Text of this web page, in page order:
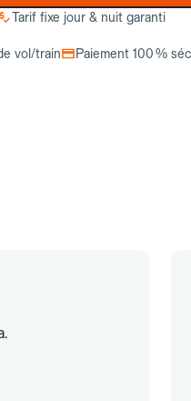
Tarif fixe jour & nuit garanti
vol/train
Paiement 100 %